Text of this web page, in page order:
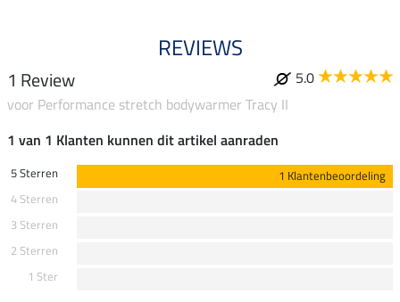
REVIEWS
1 Review
5.0
voor Performance stretch bodywarmer Tracy II
1 van 1 Klanten kunnen dit artikel aanraden
5 Sterren
1 Klantenbeoordeling
4 Sterren
3 Sterren
2 Sterren
1 Ster